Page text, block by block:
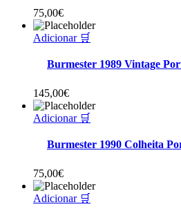
75,00€
Adicionar 🛒
Burmester 1989 Vintage
145,00€
Adicionar 🛒
Burmester 1990 Colheita
75,00€
Adicionar 🛒